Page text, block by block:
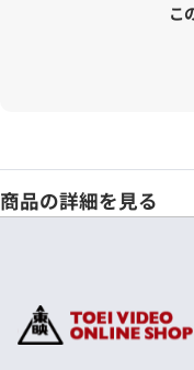
こ
商品の詳細を見る